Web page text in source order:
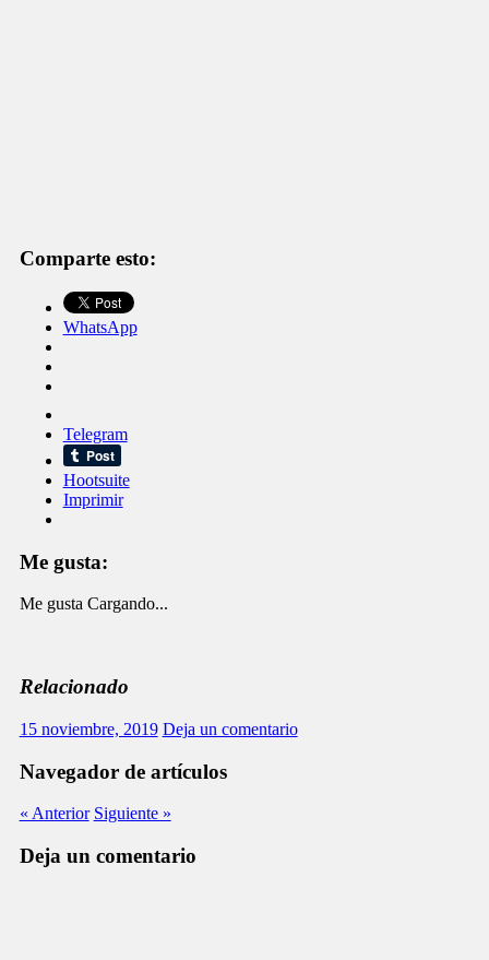
Comparte esto:
WhatsApp
Telegram
Hootsuite
Imprimir
Me gusta:
Me gusta Cargando...
Relacionado
15 noviembre, 2019 Deja un comentario
Navegador de artículos
« Anterior Siguiente »
Deja un comentario